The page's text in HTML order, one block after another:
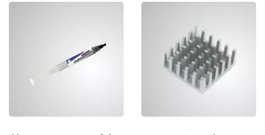
伝導ペースト/...
させるために、ナノグリー
スを最小限に抑える特徴が
あります。他の標準的な熱
伝導ペースト/...